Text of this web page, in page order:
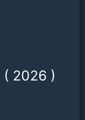
( 2026 )